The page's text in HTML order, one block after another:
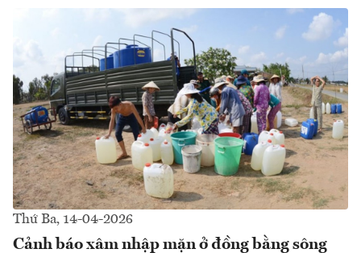
Thứ Ba, 14-04-2026
Cảnh báo xâm nhập mặn ở đồng bằng sông